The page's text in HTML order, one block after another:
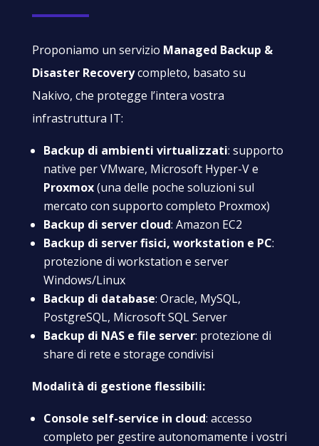
Proponiamo un servizio Managed Backup &
Disaster Recoverycompleto, basato su
Nakivo, che protegge l’intera vostra
infrastruttura IT:
Backup di ambienti virtualizzati: supporto
native per VMware, Microsoft Hyper-V e
Proxmox(una delle poche soluzioni sul
mercato con supporto completo Proxmox)
Backup di server cloud: Amazon EC2
Backup di server fisici, workstation e PC:
protezione di workstation e server
Windows/Linux
Backup di database: Oracle, MySQL,
PostgreSQL, Microsoft SQL Server
Backup di NAS e file server: protezione di
share di rete e storage condivisi
Modalità di gestione flessibili:
Console self-service in cloud: accesso
completo per gestire autonomamente i vostri